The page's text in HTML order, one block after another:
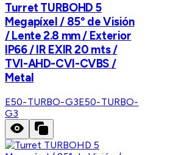
Turret TURBOHD 5
Megapíxel / 85° de Visión
/ Lente 2.8 mm / Exterior
IP66 / IR EXIR 20 mts /
TVI-AHD-CVI-CVBS /
Metal
E50-TURBO-G3E50-TURBO-
G3